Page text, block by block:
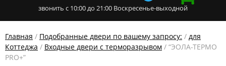
звонить с 10:00 до 21:00 Воскресенье-выходной
Главная / Подобранные двери по вашему запросу: / для
Коттеджа / Входные двери с терморазрывом / “ЭОЛА-ТЕРМО
PRO+”